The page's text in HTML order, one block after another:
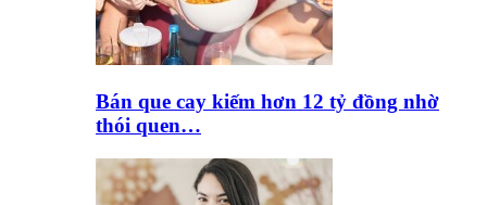
Bán que cay kiếm hơn 12 tỷ đồng nhờ
thói quen…